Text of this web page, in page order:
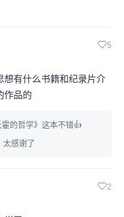
5
想有什么书籍和纪录片介
作品的
霍的哲学》这本不错👍
太感谢了
2